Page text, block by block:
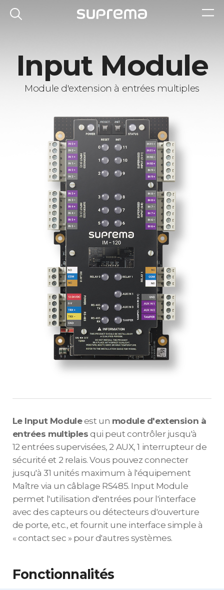
Input Module
Module d'extension à entrées multiples
Le Input Moduleest un module d'extension à
entrées multiples qui peut contrôler jusqu'à
12 entrées supervisées, 2 AUX, 1 interrupteur de
sécurité et 2 relais. Vous pouvez connecter
jusqu'à 31 unités maximum à l'équipement
Maître via un câblage RS485. Input Module
permet l'utilisation d'entrées pour l'interface
avec des capteurs ou détecteurs d'ouverture
de porte, etc., et fournit une interface simple à
« contact sec » pour d'autres systèmes.
Fonctionnalités